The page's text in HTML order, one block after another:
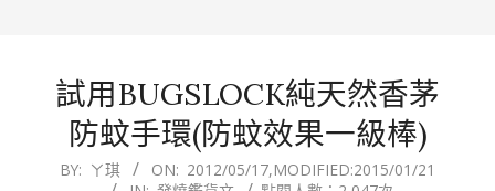
試用BUGSLOCK純天然香茅
防蚊手環(防蚊效果一級棒)
2012-
BY: ㄚ琪 ON: 2012/05/17,MODIFIED:2015/01/21